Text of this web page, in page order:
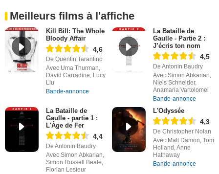
Meilleurs films à l'affiche
Kill Bill: The Whole
Bloody Affair
4,6
De Quentin Tarantino
Avec Uma Thurman,
David Carradine, Lucy
Liu
Bande-annonce
La Bataille de
Gaulle - Partie 2 :
J’écris ton nom
4,5
De Antonin Baudry
Avec Simon Abkarian,
Niels Schneider,
Anamaria Vartolomei
Bande-annonce
La Bataille de
Gaulle - partie 1 :
L'Âge de Fer
4,4
De Antonin Baudry
Avec Simon Abkarian,
Simon Russell Beale,
Florian Lesieur
L'Odyssée
4,3
De Christopher Nolan
Avec Matt Damon, Tom
Holland, Anne
Hathaway
Bande-annonce